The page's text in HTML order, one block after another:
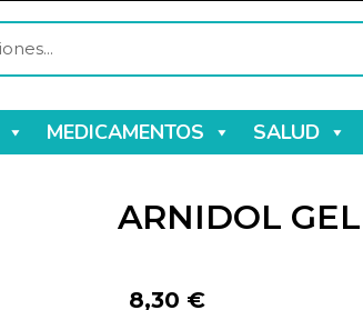
MEDICAMENTOS SALUD
ARNIDOL
8,30 €